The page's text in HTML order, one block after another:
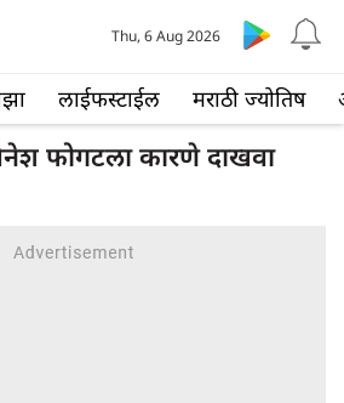
लाईफस्टाईल मराठी ज्योतिष
Thu, 6 Aug 2026
फोगटला कारणे दाखवा